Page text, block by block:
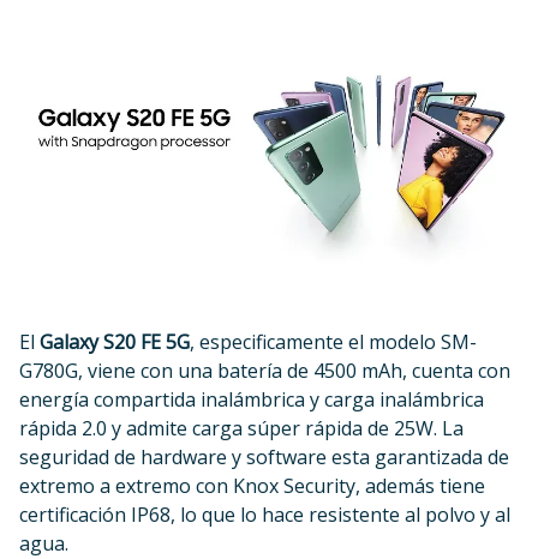
El Galaxy S20 FE 5G, especificamente el modelo SM-
G780G, viene con una batería de 4500 mAh, cuenta con
energía compartida inalámbrica y carga inalámbrica
rápida 2.0 y admite carga súper rápida de 25W. La
seguridad de hardware y software esta garantizada de
extremo a extremo con Knox Security, además tiene
certificación IP68, lo que lo hace resistente al polvo y al
agua.